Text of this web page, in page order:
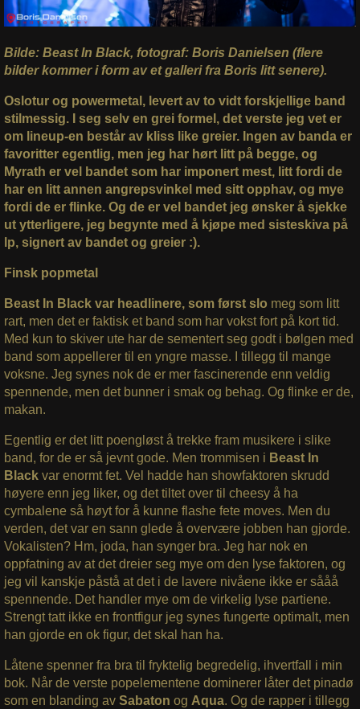
Bilde: Beast In Black, fotograf: Boris Danielsen (flere
bilder kommer i form av et galleri fra Boris litt senere).
Oslotur og powermetal, levert av to vidt forskjellige band
stilmessig. I seg selv en grei formel, det verste jeg vet er
om lineup-en består av kliss like greier. Ingen av banda er
favoritter egentlig, men jeg har hørt litt på begge, og
Myrath er vel bandet som har imponert mest, litt fordi de
har en litt annen angrepsvinkel med sitt opphav, og mye
fordi de er flinke. Og de er vel bandet jeg ønsker å sjekke
ut ytterligere, jeg begynte med å kjøpe med sisteskiva på
lp, signert av bandet og greier :).
Finsk popmetal
Beast In Black var headlinere, som først slo meg som litt
rart, men det er faktisk et band som har vokst fort på kort tid.
Med kun to skiver ute har de sementert seg godt i bølgen med
band som appellerer til en yngre masse. I tillegg til mange
voksne. Jeg synes nok de er mer fascinerende enn veldig
spennende, men det bunner i smak og behag. Og flinke er de,
makan.
Egentlig er det litt poengløst å trekke fram musikere i slike
band, for de er så jevnt gode. Men trommisen i Beast In
Black var enormt fet. Vel hadde han showfaktoren skrudd
høyere enn jeg liker, og det tiltet over til cheesy å ha
cymbalene så høyt for å kunne flashe fete moves. Men du
verden, det var en sann glede å overvære jobben han gjorde.
Vokalisten? Hm, joda, han synger bra. Jeg har nok en
oppfatning av at det dreier seg mye om den lyse faktoren, og
jeg vil kanskje påstå at det i de lavere nivåene ikke er sååå
spennende. Det handler mye om de virkelig lyse partiene.
Strengt tatt ikke en frontfigur jeg synes fungerte optimalt, men
han gjorde en ok figur, det skal han ha.
Låtene spenner fra bra til fryktelig begredelig, ihvertfall i min
bok. Når de verste popelementene dominerer låter det pinadø
som en blanding av Sabaton og Aqua. Og de rapper i tillegg